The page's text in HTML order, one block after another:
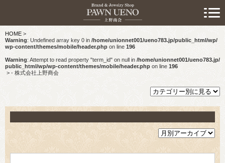
HOME >
Warning: Undefined array key 0 in /home/unionnet001/ueno783.jp/public_html/wp/
wp-content/themes/mobile/header.php on line 196
Warning: Attempt to read property "term_id" on null in /home/unionnet001/ueno783.jp/
public_html/wp/wp-content/themes/mobile/header.phpon line196
> - 株式会社上野商会
> 初めての方へ
> 預けたい方
> 売りたい方
> 買いたい方
> 取り扱い品目
> 商品情報